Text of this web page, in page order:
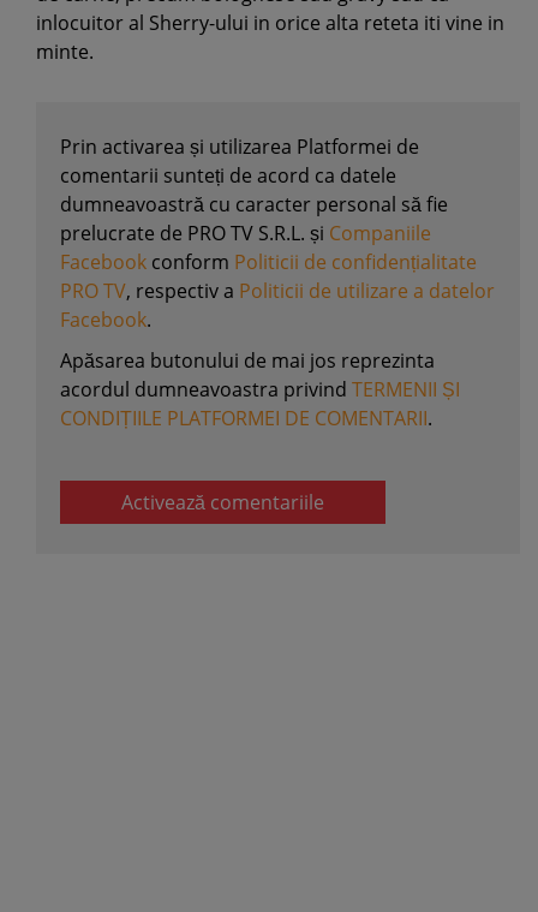
inlocuitor al Sherry-ului in orice alta reteta iti vine in
minte.
Prin activarea și utilizarea Platformei de
comentarii sunteți de acord ca datele
dumneavoastră cu caracter personal să fie
prelucrate de PRO TV S.R.L. și Companiile
Facebook conform Politicii de confidențialitate
PRO TV, respectiv a Politicii de utilizare a datelor
Facebook.
Apăsarea butonului de mai jos reprezinta
acordul dumneavoastra privind TERMENII ȘI
CONDIȚIILE PLATFORMEI DE COMENTARII.
Activează comentariile